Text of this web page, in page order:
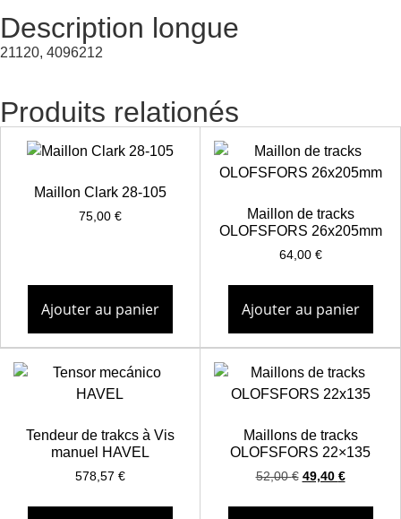
Description longue
21120, 4096212
Produits relationés
Maillon Clark 28-105
75,00 €
Ajouter au panier
Maillon de tracks
OLOFSFORS 26x205mm
64,00 €
Ajouter au panier
Tendeur de trakcs à Vis
manuel HAVEL
578,57 €
Maillons de tracks
OLOFSFORS 22×135
52,00€ 49,40 €